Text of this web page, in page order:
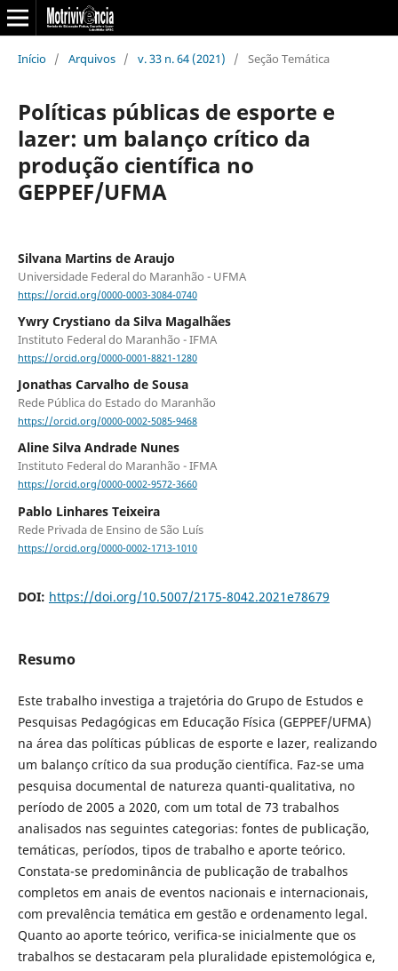
Início / Arquivos / v. 33 n. 64 (2021) / Seção Temática
Políticas públicas de esporte e
lazer: um balanço crítico da
produção científica no
GEPPEF/UFMA
Silvana Martins de Araujo
Universidade Federal do Maranhão - UFMA
https://orcid.org/0000-0003-3084-0740
Ywry Crystiano da Silva Magalhães
Instituto Federal do Maranhão - IFMA
https://orcid.org/0000-0001-8821-1280
Jonathas Carvalho de Sousa
Rede Pública do Estado do Maranhão
https://orcid.org/0000-0002-5085-9468
Aline Silva Andrade Nunes
Instituto Federal do Maranhão - IFMA
https://orcid.org/0000-0002-9572-3660
Pablo Linhares Teixeira
Rede Privada de Ensino de São Luís
https://orcid.org/0000-0002-1713-1010
DOI: https://doi.org/10.5007/2175-8042.2021e78679
Resumo
Este trabalho investiga a trajetória do Grupo de Estudos e
Pesquisas Pedagógicas em Educação Física (GEPPEF/UFMA)
na área das políticas públicas de esporte e lazer, realizando
um balanço crítico da sua produção científica. Faz-se uma
pesquisa documental de natureza quanti-qualitativa, no
período de 2005 a 2020, com um total de 73 trabalhos
analisados nas seguintes categorias: fontes de publicação,
temáticas, períodos, tipos de trabalho e aporte teórico.
Constata-se predominância de publicação de trabalhos
completos em anais de eventos nacionais e internacionais,
com prevalência temática em gestão e ordenamento legal.
Quanto ao aporte teórico, verifica-se inicialmente que os
trabalhos se destacaram pela pluralidade epistemológica e,